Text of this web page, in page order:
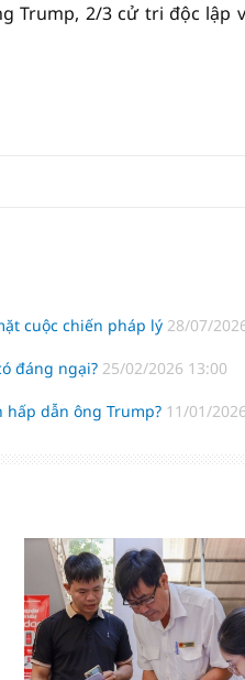
Trump, 2/3 cử tri độc lập
cuộc chiến pháp lý 28/07/
đáng ngại? 25/02/2026 13:00
hấp dẫn ông Trump? 11/01/